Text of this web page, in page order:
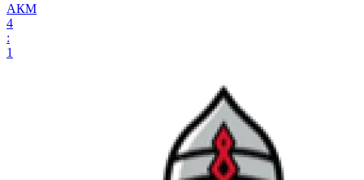
АКМ
4
:
1